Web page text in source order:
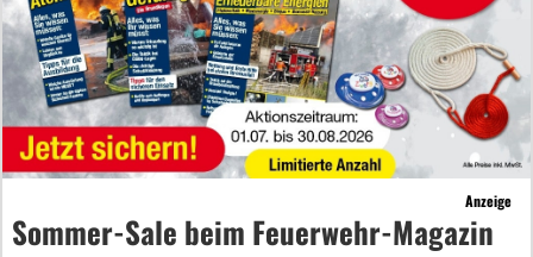
Anzeige
Sommer-Sale beim Feuerwehr-Magazin